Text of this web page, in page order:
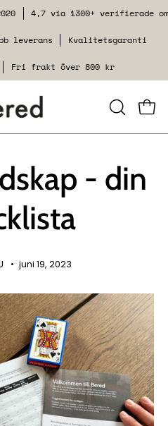
4,7 via 1300+ verifierade
leverans Kvalitetsgaranti
Fri frakt över 800 kr
LUK
Se
- din
juni 19, 2023